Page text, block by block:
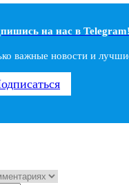
на наc в Telegram!
важные новости и